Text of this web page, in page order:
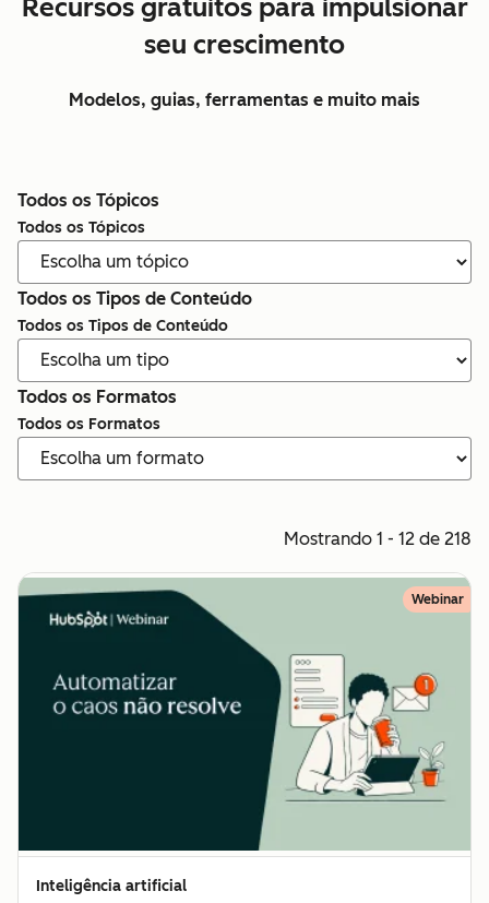
Recursos gratuitos para impulsionar
seu crescimento
Modelos, guias, ferramentas e muito mais
Todos os Tópicos
Todos os Tópicos
Todos os Tipos de Conteúdo
Todos os Tipos de Conteúdo
Todos os Formatos
Todos os Formatos
Mostrando 1 - 12 de 218
Webinar
Inteligência artificial